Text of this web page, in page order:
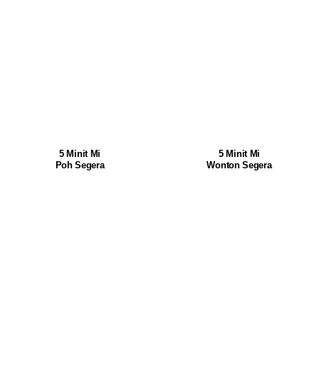
5 Minit Mi
Poh Segera
5 Minit Mi
Wonton Segera